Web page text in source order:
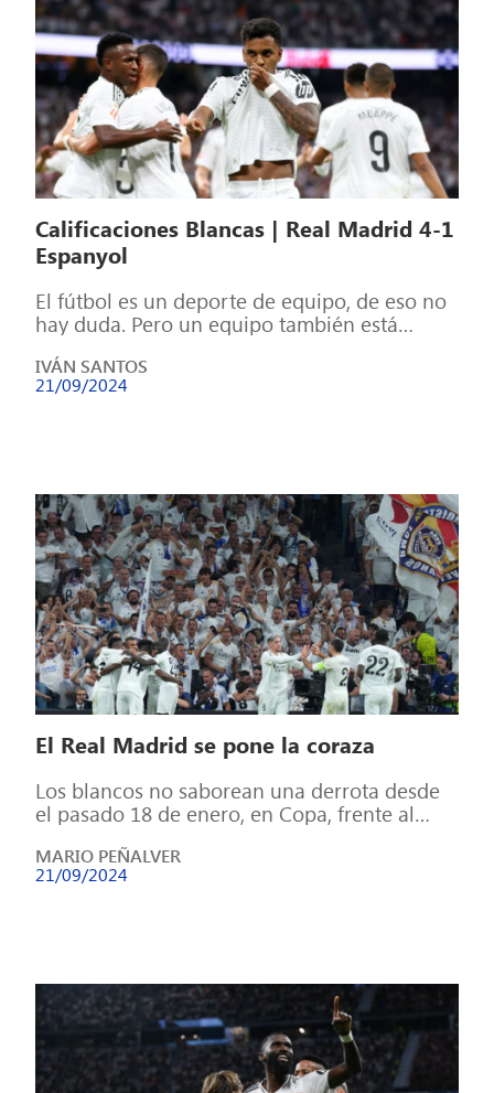
Calificaciones Blancas | Real Madrid 4-1
Espanyol
El fútbol es un deporte de equipo, de eso no
hay duda. Pero un equipo también está
IVÁN SANTOS
21/09/2024
El Real Madrid se pone la coraza
Los blancos no saborean una derrota desde
el pasado 18 de enero, en Copa, frente al
MARIO PEÑALVER
21/09/2024